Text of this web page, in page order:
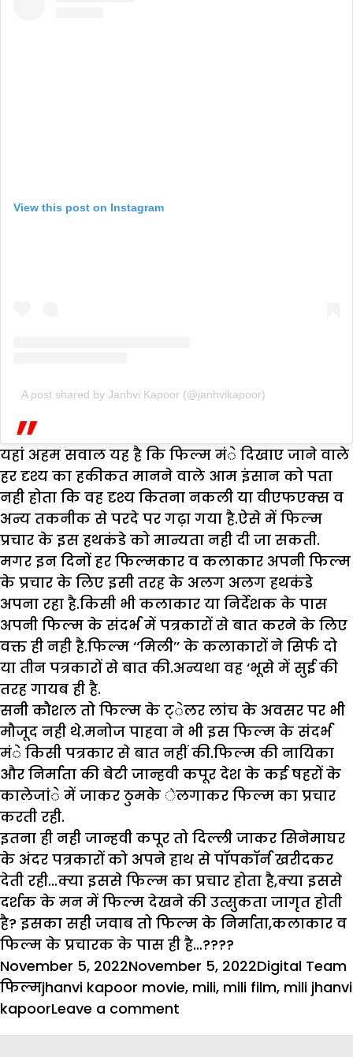
View this post on Instagram
A post shared by Janhvi Kapoor (@janhvikapoor)
यहां अहम सवाल यह है कि फिल्म मंे दिखाए जाने वाले
हर दृश्य का हकीकत मानने वाले आम इंसान को पता
नही होता कि वह दृश्य कितना नकली या वीएफएक्स व
अन्य तकनीक से परदे पर गढ़ा गया है.ऐसे में फिल्म
प्रचार के इस हथकंडे को मान्यता नही दी जा सकती.
मगर इन दिनों हर फिल्मकार व कलाकार अपनी फिल्म
के प्रचार के लिए इसी तरह के अलग अलग हथकंडे
अपना रहा है.किसी भी कलाकार या निर्देशक के पास
अपनी फिल्म के संदर्भ में पत्रकारों से बात करने के लिए
वक्त ही नही है.फिल्म ‘‘मिली’’ के कलाकारों ने सिर्फ दो
या तीन पत्रकारों से बात की.अन्यथा वह ‘भूसे में सुई की
तरह गायब ही है.
सनी कौशल तो फिल्म के ट्ेलर लांच के अवसर पर भी
मौजूद नही थे.मनोज पाहवा ने भी इस फिल्म के संदर्भ
मंे किसी पत्रकार से बात नहीं की.फिल्म की नायिका
और निर्माता की बेटी जान्हवी कपूर देश के कई षहरों के
कालेजांे में जाकर ठुमके ेलगाकर फिल्म का प्रचार
करती रही.
इतना ही नही जान्हवी कपूर तो दिल्ली जाकर सिनेमाघर
के अंदर पत्रकारों को अपने हाथ से पाॅपकाॅर्न खरीदकर
देती रही…क्या इससे फिल्म का प्रचार होता है,क्या इससे
दर्शक के मन में फिल्म देखने की उत्सुकता जागृत होती
है? इसका सही जवाब तो फिल्म के निर्माता,कलाकार व
फिल्म के प्रचारक के पास ही है…????
Posted
on
November 5, 2022November 5, 2022Author
Digital Team
फिल्मTags
jhanvi kapoor movie, mili, mili film, mili jhanvi
kapoorLeave a comment